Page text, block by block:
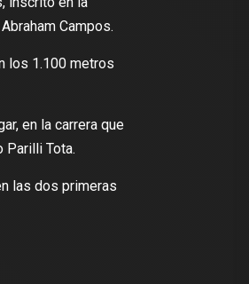
Campos.
los 1.100 metros
en la carrera que
Parilli Tota.
las dos primeras